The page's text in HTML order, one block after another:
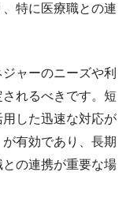
特に医療職との連
ャーのニーズや利
れるべきです。短
した迅速な対応が
有効であり、長期
の連携が重要な場